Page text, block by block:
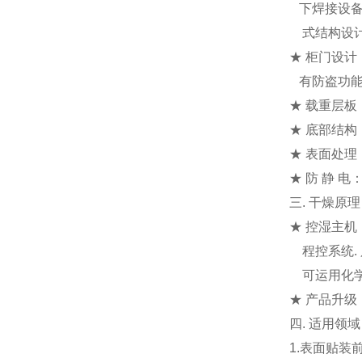
下焊接设
式结构设
★ 柜门设计
有防盗功
★ 载重层板
★ 底部结构
★ 表面处理
★ 防 静 电
三. 干燥原
★ 控湿主机
程控系统.
可运用化
★ 产品升级
四. 适用领
1.表面贴装